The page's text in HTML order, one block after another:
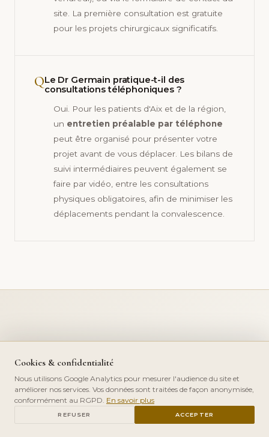
site. La première consultation est gratuite
pour les projets chirurgicaux significatifs.
QLe Dr Germain pratique-t-il des
consultations téléphoniques ?
Oui. Pour les patients d'Aix et de la région,
un entretien préalable par téléphone
peut être organisé pour présenter votre
projet avant de vous déplacer. Les bilans de
suivi intermédiaires peuvent également se
faire par vidéo, entre les consultations
physiques obligatoires, afin de minimiser les
déplacements pendant la convalescence.
Votre chirurgien plasticien
est à 30 minutes.
Expertise SOFCPRE + ISAPS, 20 ans de pratique, 4,8/5
sur Google. La consultation initiale est gratuite et sans
PRENDRE RDV
Cookies & confidentialité
Nous utilisons Google Analytics pour mesurer l'audience du site et
améliorer nos services. Vos données sont traitées de façon anonymisée,
conformément au RGPD. En savoir plus
REFUSER ACCEPTER